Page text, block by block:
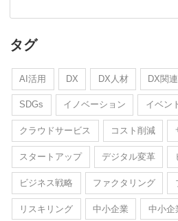
タグ
AI活用 DX DX人材 DX関連
SDGs イノベーション イベン
クラウドサービス コスト削減
スタートアップ デジタル変革
ビジネス戦略 ファクタリング
リスキリング 中小企業 中小企